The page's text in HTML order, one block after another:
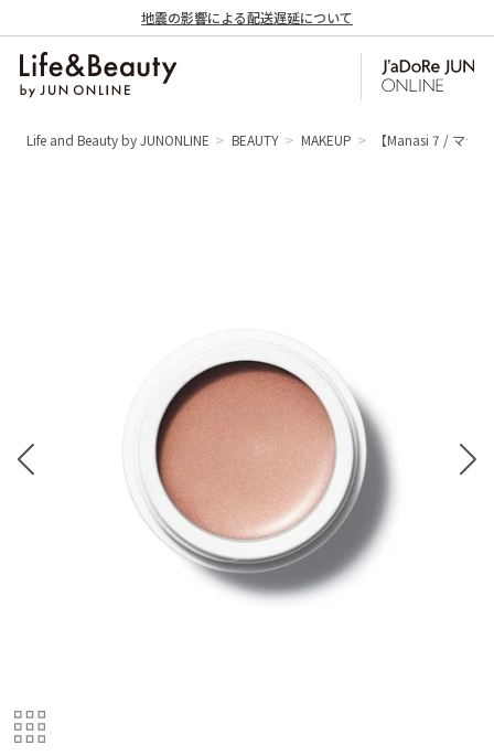
地震の影響による配送遅延について
Life and Beauty by JUNONLINE BEAUTY MAKEUP 【Manasi 7 / マナ